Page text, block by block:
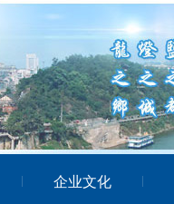
企业文化